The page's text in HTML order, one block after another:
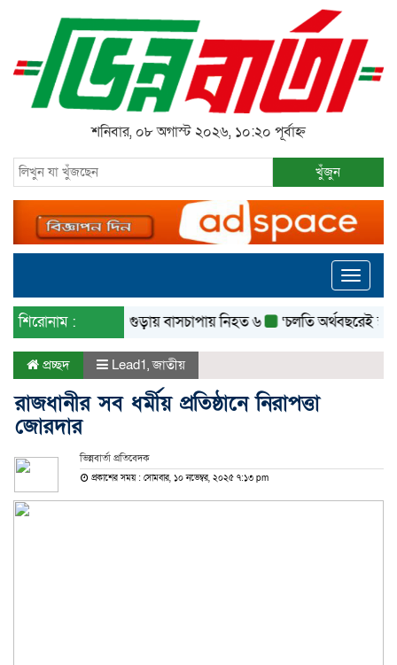
শনিবার, ০৮ অগাস্ট ২০২৬, ১০:২০ পূর্বাহ্ন
খুঁজুন
Toggle
শিরোনাম : বগুড়ায় বাসচাপায় নিহত ৬ ‘চলতি অর্থবছরেই স্থানীয়
প্রচ্ছদ Lead1,জাতীয়
রাজধানীর সব ধর্মীয় প্রতিষ্ঠানে নিরাপত্তা
জোরদার
ভিন্নবার্তা প্রতিবেদক
প্রকাশের সময় : সোমবার, ১০ নভেম্বর, ২০২৫ ৭:১৩ pm